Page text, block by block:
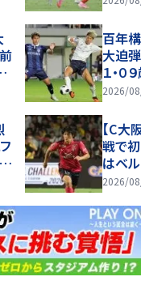
百年
大迫
１・
2026/
【C大
戦で初
はベ
2026/